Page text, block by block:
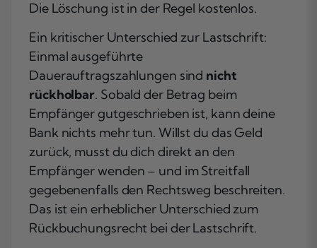
Die Löschung ist in der Regel kostenlos.
Ein kritischer Unterschied zur Lastschrift:
Einmal ausgeführte
Dauerauftragszahlungen sind nicht
rückholbar. Sobald der Betrag beim
Empfänger gutgeschrieben ist, kann deine
Bank nichts mehr tun. Willst du das Geld
zurück, musst du dich direkt an den
Empfänger wenden – und im Streitfall
gegebenenfalls den Rechtsweg beschreiten.
Das ist ein erheblicher Unterschied zum
Rückbuchungsrecht bei der Lastschrift.